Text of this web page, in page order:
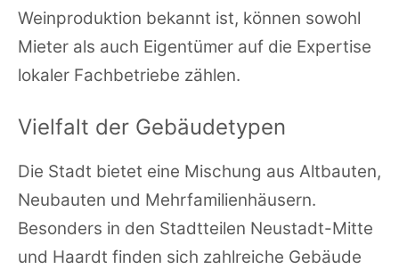
Weinproduktion bekannt ist, können sowohl
Mieter als auch Eigentümer auf die Expertise
lokaler Fachbetriebe zählen.
Vielfalt der Gebäudetypen
Die Stadt bietet eine Mischung aus Altbauten,
Neubauten und Mehrfamilienhäusern.
Besonders in den Stadtteilen Neustadt-Mitte
und Haardt finden sich zahlreiche Gebäude